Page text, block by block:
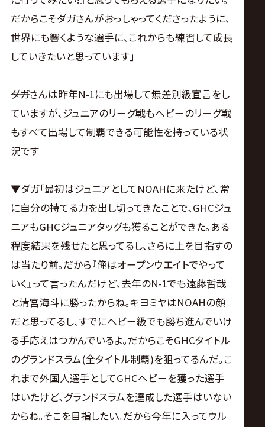
だからこそダガさんがおっしゃってくださったように､
世界にも響くような選手に､これからも練習して成長
していきたいと思っています｣
――ダガさんは昨年N-1にも出場して無差別級宣言をし
ていますが､ジュニアのリーグ戦もヘビーのリーグ戦
もすべて出場して制覇できる可能性を持っている状
況です
▼ダガ｢最初はジュニアとしてNOAHに来たけど､常
に自分の持てる力を出し切ってきたことで､GHCジュ
ニアもGHCジュニアタッグも獲ることができた｡ある
程度結果を残せたと思ってるし､さらに上を目指すの
は当たり前｡だから『俺はオープンウエイトでやって
いく』って言ったんだけど､去年のN-1でも遠藤哲哉
と清宮海斗に勝ったからね｡キヨミヤはNOAHの顔
だと思ってるし､すでにヘビー級でも勝ち進んでいけ
る手応えはつかんでいるよ｡だからこそGHCタイトル
のグランドスラム(全タイトル制覇)を狙ってるんだ｡こ
れまで外国人選手としてGHCヘビーを獲った選手
はいたけど､グランドスラムを達成した選手はいない
からね｡そこを目指したい｡だから今年に入ってウル